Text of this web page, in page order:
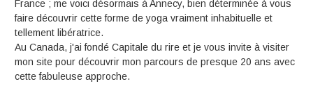
France ; me voici désormais à Annecy, bien déterminée à vous
faire découvrir cette forme de yoga vraiment inhabituelle et
tellement libératrice.
Au Canada, j'ai fondé Capitale du rire et je vous invite à visiter
mon site pour découvrir mon parcours de presque 20 ans avec
cette fabuleuse approche.